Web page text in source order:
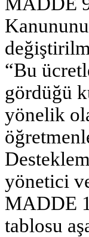
“Bu
gördüğü
yönelik
yönetici
MADDE
tablosu